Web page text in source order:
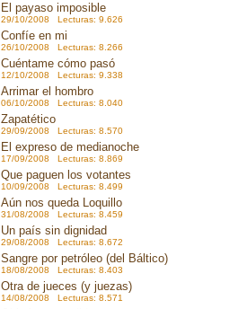
El payaso imposible
29/10/2008 Lecturas: 9.626
Confíe en mi
26/10/2008 Lecturas: 8.266
Cuéntame cómo pasó
12/10/2008 Lecturas: 9.338
Arrimar el hombro
06/10/2008 Lecturas: 8.040
Zapatético
29/09/2008 Lecturas: 8.570
El expreso de medianoche
17/09/2008 Lecturas: 8.869
Que paguen los votantes
10/09/2008 Lecturas: 8.499
Aún nos queda Loquillo
31/08/2008 Lecturas: 8.459
Un país sin dignidad
29/08/2008 Lecturas: 8.672
Sangre por petróleo (del Báltico)
18/08/2008 Lecturas: 8.403
Otra de jueces (y juezas)
14/08/2008 Lecturas: 8.571